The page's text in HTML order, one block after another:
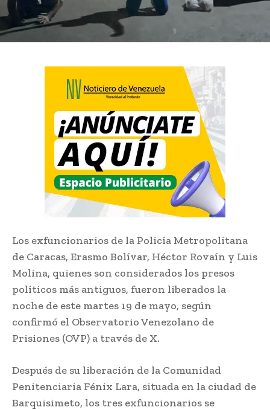
Los exfuncionarios de la Policía Metropolitana
de Caracas, Erasmo Bolívar, Héctor Rovaín y Luis
Molina, quienes son considerados los presos
políticos más antiguos, fueron liberados la
noche de este martes 19 de mayo, según
confirmó el Observatorio Venezolano de
Prisiones (OVP) a través de X.
Después de su liberación de la Comunidad
Penitenciaria Fénix Lara, situada en la ciudad de
Barquisimeto, los tres exfuncionarios se